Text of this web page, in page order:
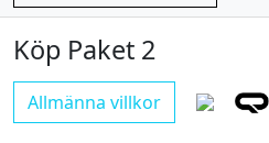
Köp Paket 2
Allmänna villkor